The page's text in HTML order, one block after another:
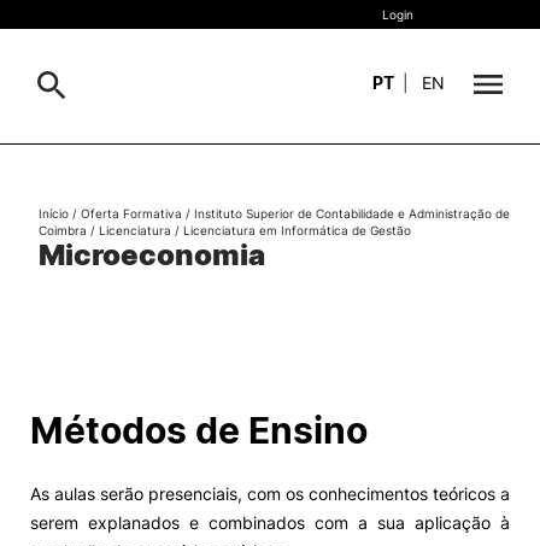
Estudar
II&D e Empresas
Ação Social
Login
PT EN
Pesquisa
Microeconomia
Início / Oferta Formativa / Instituto Superior de Contabilidade e Administração de
Coimbra / Licenciatura / Licenciatura em Informática de Gestão
Métodos de Ensino
As aulas serão presenciais, com os conhecimentos teóricos a
serem explanados e combinados com a sua aplicação à